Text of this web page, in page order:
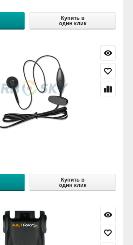
Купить в
один клик
Купить в
один клик